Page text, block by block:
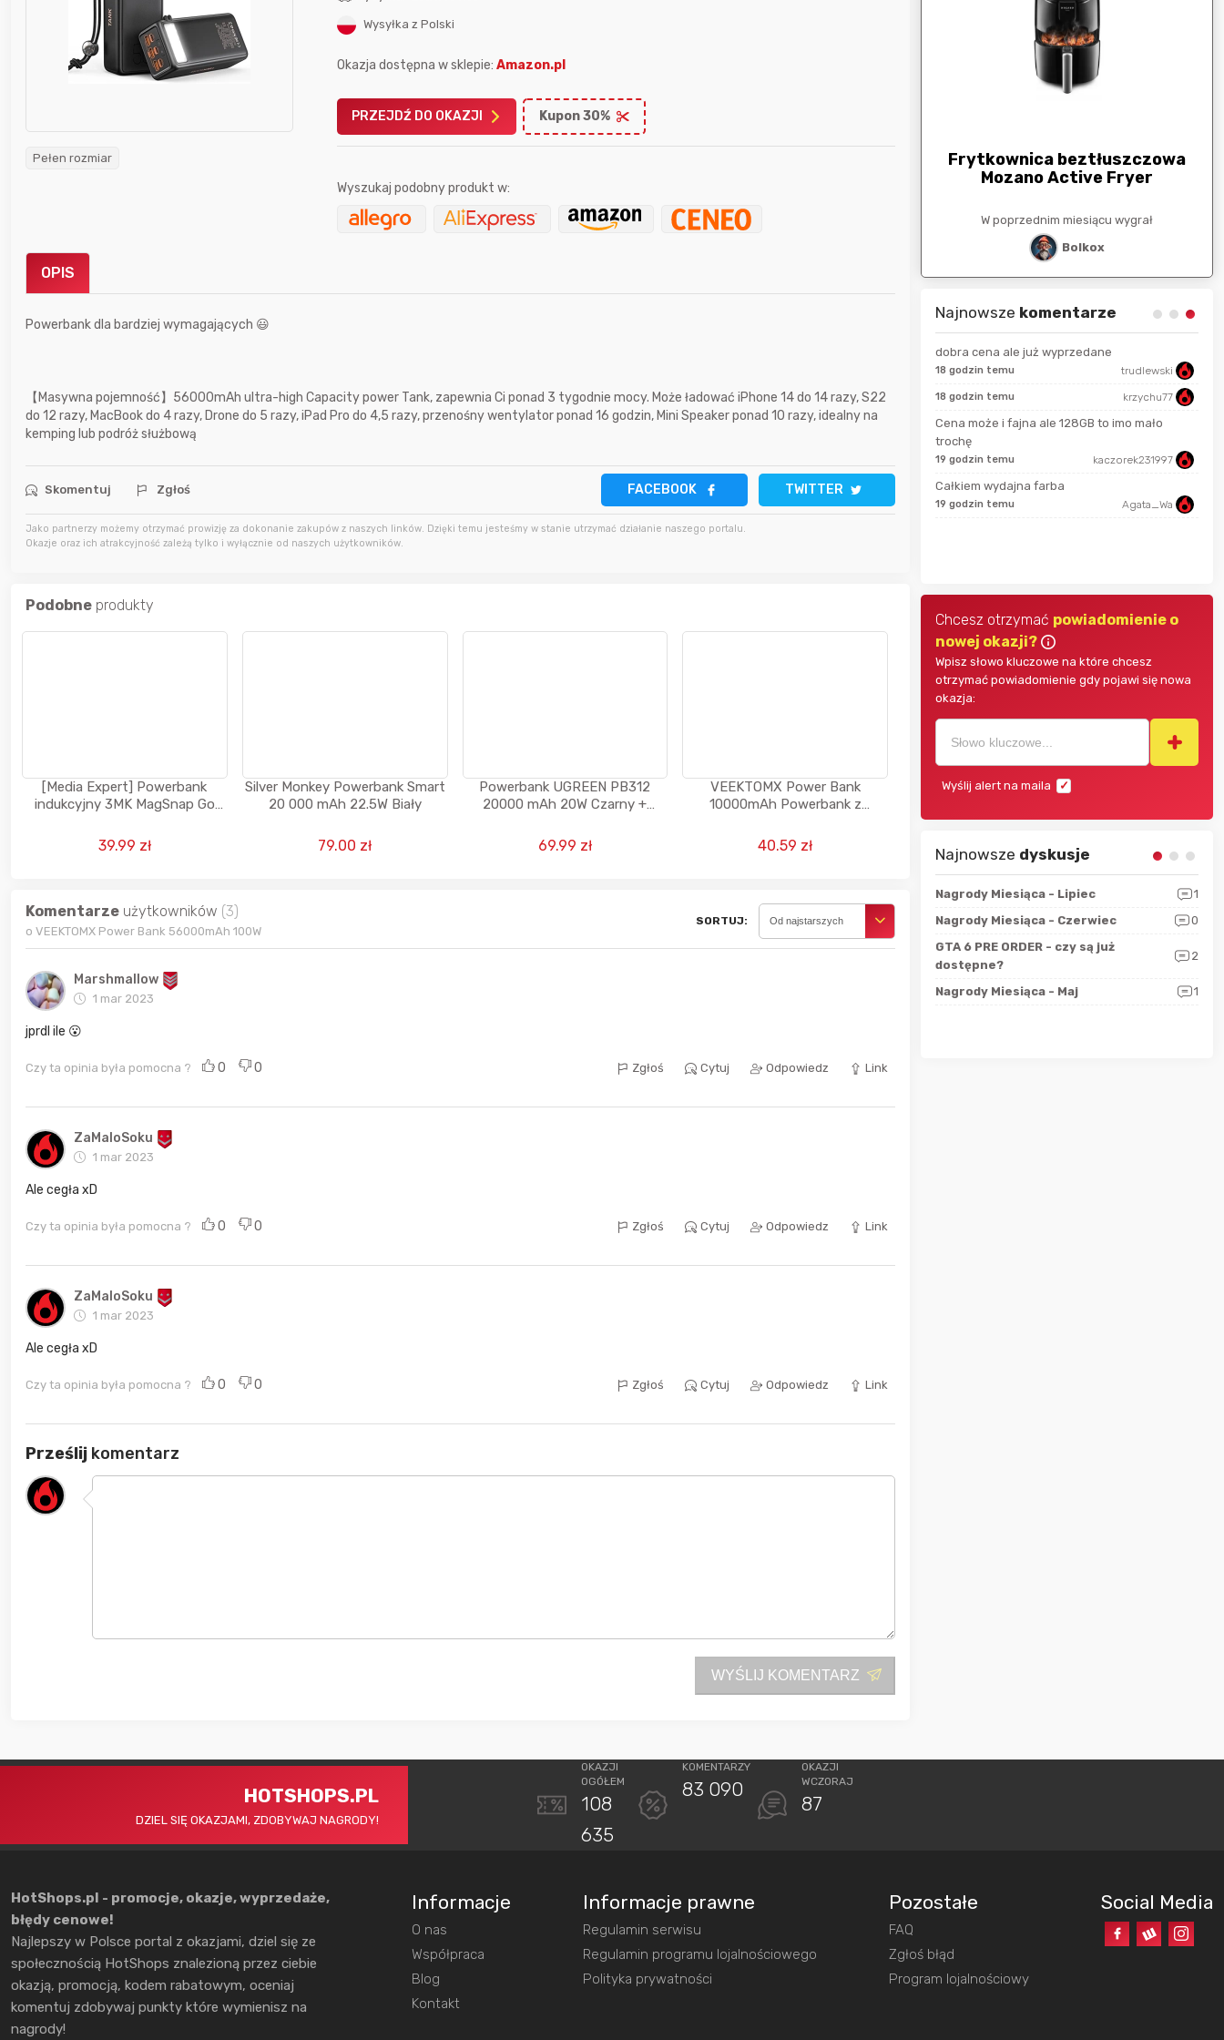
Pełen rozmiar
Wysyłka z Polski
Okazja dostępna w sklepie:Amazon.pl
PRZEJDŹ DO OKAZJI Kupon 30%
Wyszukaj podobny produkt w:
OPIS
Powerbank dla bardziej wymagających 😃
【Masywna pojemność】56000mAh ultra-high Capacity power Tank, zapewnia Ci ponad 3 tygodnie mocy. Może ładować iPhone 14 do 14 razy, S22
do 12 razy, MacBook do 4 razy, Drone do 5 razy, iPad Pro do 4,5 razy, przenośny wentylator ponad 16 godzin, Mini Speaker ponad 10 razy, idealny na
kemping lub podróż służbową
Skomentuj Zgłoś FACEBOOK TWITTER
Jako partnerzy możemy otrzymać prowizję za dokonanie zakupów z naszych linków. Dzięki temu jesteśmy w stanie utrzymać działanie naszego portalu.
Okazje oraz ich atrakcyjność zależą tylko i wyłącznie od naszych użytkowników.
Podobne produkty
[Media Expert] Powerbank
indukcyjny 3MK MagSnap Go
39.99 zł
Silver Monkey Powerbank Smart
20 000 mAh 22.5W Biały
79.00 zł
Powerbank UGREEN PB312
20000 mAh 20W Czarny +
69.99 zł
VEEKTOMX Power Bank
10000mAh Powerbank z
40.59 zł
Komentarze użytkowników (3)
o VEEKTOMX Power Bank 56000mAh 100W
SORTUJ: Od najstarszych
Marshmallow
1 mar 2023
jprdl ile 😮
Czy ta opinia była pomocna ? 0 0 Zgłoś Cytuj Odpowiedz Link
ZaMaloSoku
1 mar 2023
Ale cegła xD
Czy ta opinia była pomocna ? 0 0 Zgłoś Cytuj Odpowiedz Link
ZaMaloSoku
1 mar 2023
Ale cegła xD
Czy ta opinia była pomocna ? 0 0 Zgłoś Cytuj Odpowiedz Link
Prześlij komentarz
WYŚLIJ KOMENTARZ
Gofrownica GÖTZE & JENSEN
Karta podarunkowa
Karta podarunkowa
Frytkownica beztłuszczowa
Mozano Active Fryer
W poprzednim miesiącu wygrał
Bolkox
Najnowsze komentarze
18 godzin temu krzychu77
Bolkox 8 godzin temu
dobra cena ale już wyprzedane
18 godzin temu trudlewski
18 godzin temu krzychu77
Cena może i fajna ale 128GB to imo mało
trochę
19 godzin temu kaczorek231997
Całkiem wydajna farba
19 godzin temu Agata_Wa
Chcesz otrzymać powiadomienie o
nowej okazji?
Wpisz słowo kluczowe na które chcesz
otrzymać powiadomienie gdy pojawi się nowa
okazja:
Wyślij alert na maila
Najnowsze dyskusje
Czy moze ktos to jakos logicznie
Nagrody Miesiąca - Lipiec
1
Nagrody Miesiąca - Czerwiec
0
GTA 6 PRE ORDER - czy są już
dostępne?
2
Nagrody Miesiąca - Maj 1
HOTSHOPS.PL
DZIEL SIĘ OKAZJAMI, ZDOBYWAJ NAGRODY!
OKAZJI
OGÓŁEM
108
635
KOMENTARZY
83 090
OKAZJI
WCZORAJ
87
HotShops.pl - promocje, okazje, wyprzedaże,
błędy cenowe!
Najlepszy w Polsce portal z okazjami, dziel się ze
społecznością HotShops znalezioną przez ciebie
okazją, promocją, kodem rabatowym, oceniaj
komentuj zdobywaj punkty które wymienisz na
nagrody!
Informacje
O nas
Współpraca
Blog
Kontakt
Informacje prawne
Regulamin serwisu
Regulamin programu lojalnościowego
Polityka prywatności
Pozostałe
FAQ
Zgłoś błąd
Program lojalnościowy
Social Media